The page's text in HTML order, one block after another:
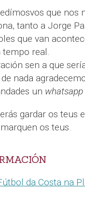
que nos
tanto a Jorge
que van
tempo real.
sen a que
nada
un whatsapp
gardar os teus
os teus.
da Costa na